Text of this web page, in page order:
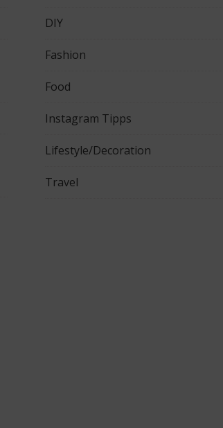
DIY
Fashion
Food
Instagram Tipps
Lifestyle/Decoration
Travel